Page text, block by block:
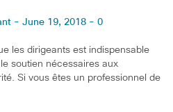
- June 19, 2018 - 0
les dirigeants est indispensable
soutien nécessaires aux
Si vous êtes un professionnel de